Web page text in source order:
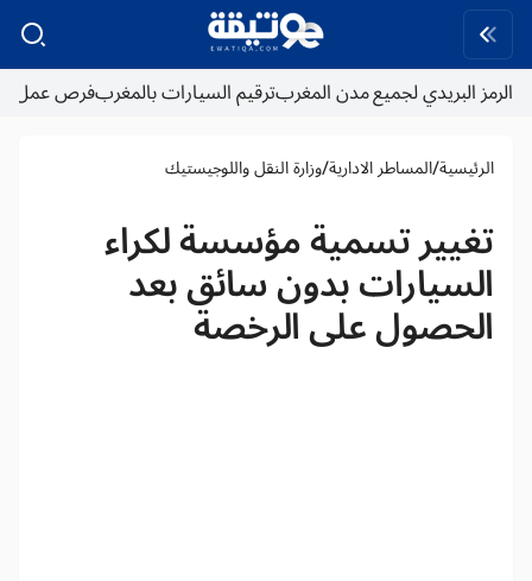
الرمز البريدي لجميع مدن المغربترقيم السيارات بالمغربفرص عمل
الرئيسية/المساطر الادارية/وزارة النقل واللوجيستيك
تغيير تسمية مؤسسة لكراء
السيارات بدون سائق بعد
الحصول على الرخصة